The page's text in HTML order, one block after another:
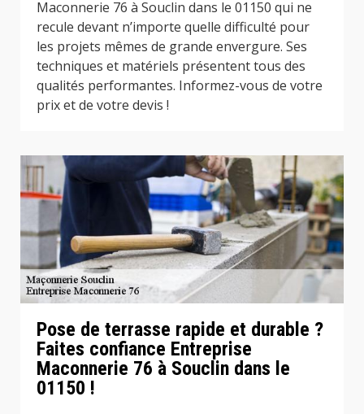
Maconnerie 76 à Souclin dans le 01150 qui ne
recule devant n’importe quelle difficulté pour
les projets mêmes de grande envergure. Ses
techniques et matériels présentent tous des
qualités performantes. Informez-vous de votre
prix et de votre devis !
Pose de terrasse rapide et durable ?
Faites confiance Entreprise
Maconnerie 76 à Souclin dans le
01150 !